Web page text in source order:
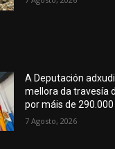
A Deputación
mellora da travesía
por máis de 290.000
7 Agosto, 2026